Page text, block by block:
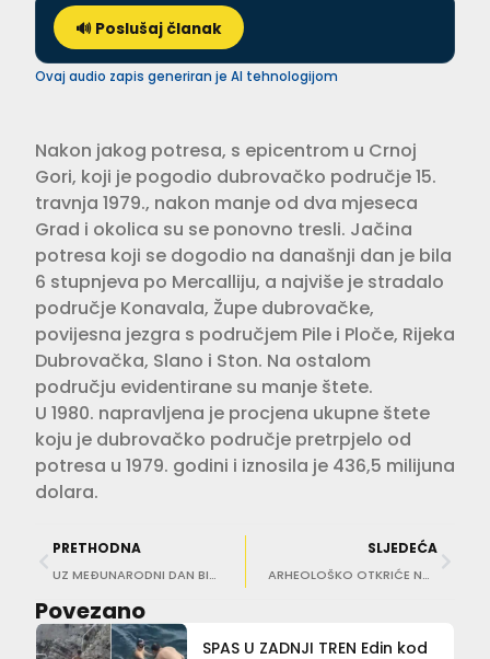
🔊 Poslušaj članak
Ovaj audio zapis generiran je AI tehnologijom
Nakon jakog potresa, s epicentrom u Crnoj
Gori, koji je pogodio dubrovačko područje 15.
travnja 1979., nakon manje od dva mjeseca
Grad i okolica su se ponovno tresli. Jačina
potresa koji se dogodio na današnji dan je bila
6 stupnjeva po Mercalliju, a najviše je stradalo
područje Konavala, Župe dubrovačke,
povijesna jezgra s područjem Pile i Ploče, Rijeka
Dubrovačka, Slano i Ston. Na ostalom
području evidentirane su manje štete.
U 1980. napravljena je procjena ukupne štete
koju je dubrovačko područje pretrpjelo od
potresa u 1979. godini i iznosila je 436,5 milijuna
dolara.
PRETHODNA
UZ MEĐUNARODNI DAN BIOLOŠKE RAZNOLIKOSTI Eko aktivnosti u Nacionalnom parku Mljet
SLJEDEĆA
ARHEOLOŠKO OTKRIĆE NA MLJETU Pronađen lokalitet sličan Dioklecijanovoj palači u podmorju u Polačama
Povezano
SPAS U ZADNJI TREN Edin kod